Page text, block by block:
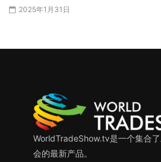
2025年1月31日
WorldTradeShow.tv是一个集合
会的最新产品。